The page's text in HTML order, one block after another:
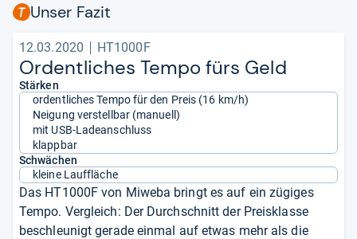
Unser Fazit
12.03.2020 HT1000F
Ordent­li­ches Tempo fürs Geld
Stärken
ordentliches Tempo für den Preis (16 km/h)
Neigung verstellbar (manuell)
mit USB-Ladeanschluss
klappbar
Schwächen
kleine Lauffläche
Das HT1000F von Miweba bringt es auf ein zügiges
Tempo. Vergleich: Der Durchschnitt der Preisklasse
beschleunigt gerade einmal auf etwas mehr als die